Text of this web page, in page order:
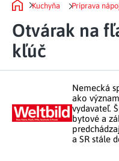
Bytové dekorácie
Záhradné
Kvety a vence
Svetelné
Fontány a studne
Veľkonočné
Bytový textil
Predsieň a chodba
Kúpeľňa a záchod
Spálňa a šatňa
Kuchyňa
Kuchynské
Prestieranie a
Príprava nápojov
Grilovanie a
Kúpeľňový
Nábytok do
Kancelársky
Záhrada
Záhradné doplnky
Kuchyňa Príprava
Otvárak na
kľúč
Nemecká
ako
vydavateľ.
bytové a
a SR stále